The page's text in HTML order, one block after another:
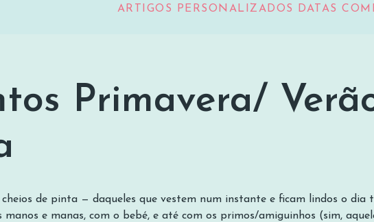
ARTIGOS PERSONALIZADOS DATAS
Primavera/
Primavera/ Verão - menino
cheios de pinta — daqueles que vestem num instante e ficam lindos o dia
manos e manas, com o bebé, e até com os primos/amiguinhos (sim,